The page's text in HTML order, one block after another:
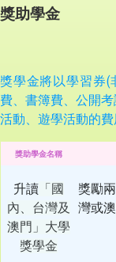
獎助學金
獎學金將以學習券(
費、書簿費、公開
活動、遊學活動的
獎助學金名稱
升讀 「國
內、台灣及
澳門」大學
獎學金
獎勵
灣或